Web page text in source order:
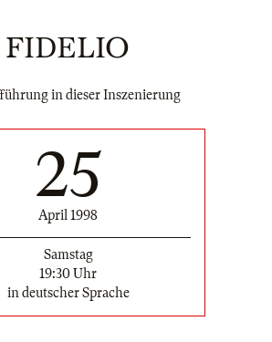
FIDELIO
in dieser Inszenierung
25
April 1998
Samstag
19:30 Uhr
in deutscher Sprache